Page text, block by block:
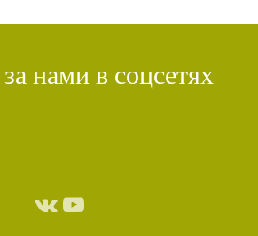
нами в соцсетях